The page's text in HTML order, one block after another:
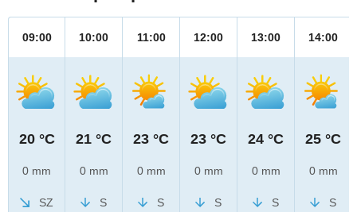
09:00
20 °C
0 mm
SZ
10:00
21 °C
0 mm
S
11:00
23 °C
0 mm
S
12:00
23 °C
0 mm
S
13:00
24 °C
0 mm
S
14:00
25 °C
0 mm
S